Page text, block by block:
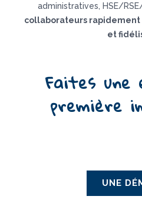
administratives, HSE/
collaborateurs
et
Faites une
première
UNE